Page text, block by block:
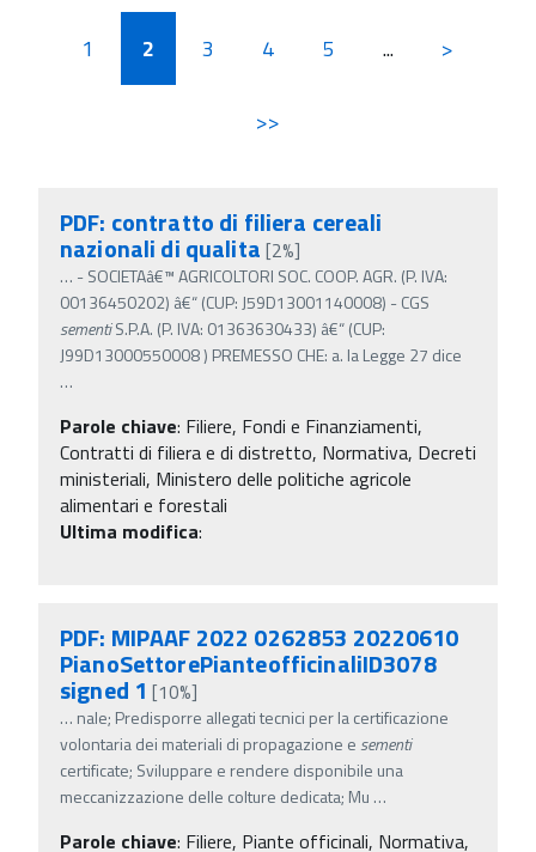
1 2 3 4 5 ... >
>>
PDF: contratto di filiera cereali
nazionali di qualita [2%]
… - SOCIETAâ€™ AGRICOLTORI SOC. COOP. AGR. (P. IVA:
00136450202) â€“ (CUP: J59D13001140008) - CGS
sementiS.P.A. (P. IVA: 01363630433) â€“ (CUP:
J99D13000550008 ) PREMESSO CHE: a. la Legge 27 dice
…
Parole chiave: Filiere, Fondi e Finanziamenti,
Contratti di filiera e di distretto, Normativa, Decreti
ministeriali, Ministero delle politiche agricole
alimentari e forestali
Ultima modifica:
PDF: MIPAAF 2022 0262853 20220610
PianoSettorePianteofficinaliID3078
signed 1[10%]
… nale; Predisporre allegati tecnici per la certificazione
volontaria dei materiali di propagazione e sementi
certificate; Sviluppare e rendere disponibile una
meccanizzazione delle colture dedicata; Mu …
Parole chiave: Filiere, Piante officinali, Normativa,